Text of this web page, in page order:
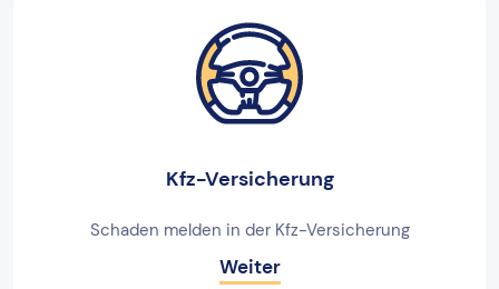
Kfz-Versicherung
Schaden melden in der Kfz-Versicherung
Weiter